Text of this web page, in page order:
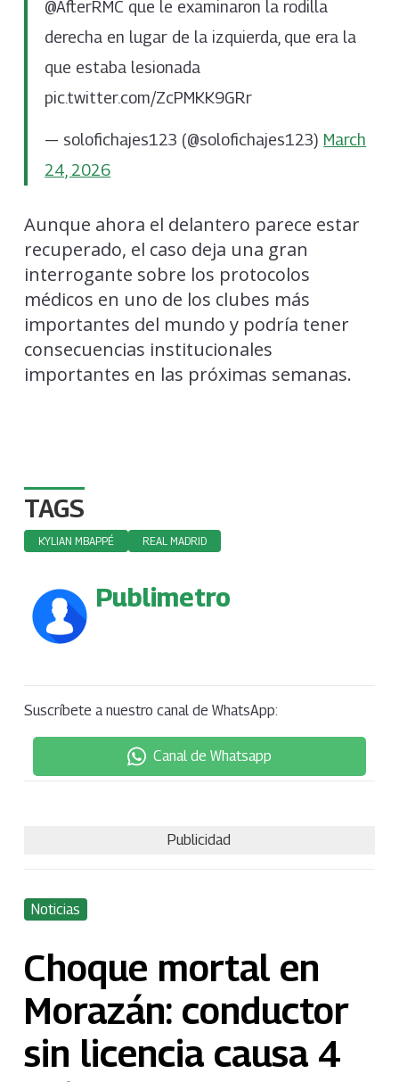
@AfterRMC que le examinaron la rodilla
derecha en lugar de la izquierda, que era la
que estaba lesionada
pic.twitter.com/ZcPMKK9GRr
— solofichajes123 (@solofichajes123) March
24, 2026
Aunque ahora el delantero parece estar
recuperado, el caso deja una gran
interrogante sobre los protocolos
médicos en uno de los clubes más
importantes del mundo y podría tener
consecuencias institucionales
importantes en las próximas semanas.
TAGS
KYLIAN MBAPPÉ REAL MADRID
Publimetro
Suscríbete a nuestro canal de WhatsApp:
Canal de Whatsapp
Publicidad
Noticias
Choque mortal en
Morazán: conductor
sin licencia causa 4